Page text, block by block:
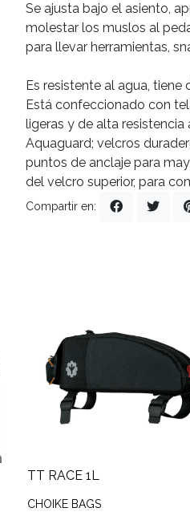
Se ajusta bajo el asiento,
molestar los muslos al
para llevar herramientas,
Es resistente al agua, tiene
Está confeccionado con
ligeras y de alta
Aquaguard; velcros
puntos de anclaje para
del velcro superior, para
Compartir en:
TT RACE 1L
CHOIKE BAGS